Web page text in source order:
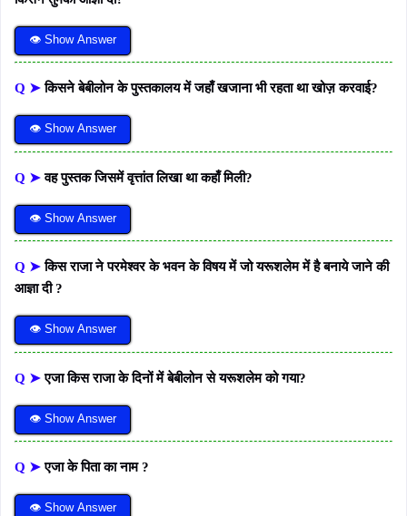
👁 Show Answer
Q ➤किसने बेबीलोन के पुस्तकालय में जहाँ खजाना भी रहता था खोज़ करवाई?
👁 Show Answer
Q ➤वह पुस्तक जिसमें वृत्तांत लिखा था कहाँ मिली?
👁 Show Answer
Q ➤किस राजा ने परमेश्वर के भवन के विषय में जो यरूशलेम में है बनाये जाने की
आज्ञा दी ?
👁 Show Answer
Q ➤एजा किस राजा के दिनों में बेबीलोन से यरूशलेम को गया?
👁 Show Answer
Q ➤एजा के पिता का नाम ?
👁 Show Answer